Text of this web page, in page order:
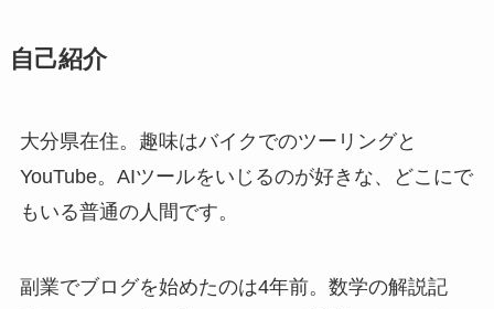
自己紹介
大分県在住。趣味はバイクでのツーリングと
YouTube。AIツールをいじるのが好きな、どこにで
もいる普通の人間です。
副業でブログを始めたのは4年前。数学の解説記